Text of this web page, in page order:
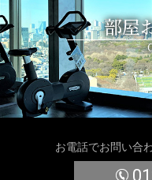
部屋
お電話でお問い合